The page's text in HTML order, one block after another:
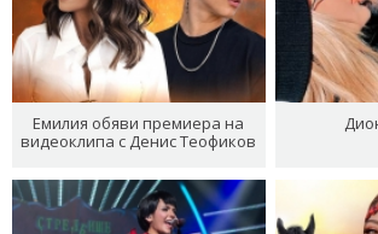
Емилия обяви премиера на
видеоклипа с Денис Теофиков